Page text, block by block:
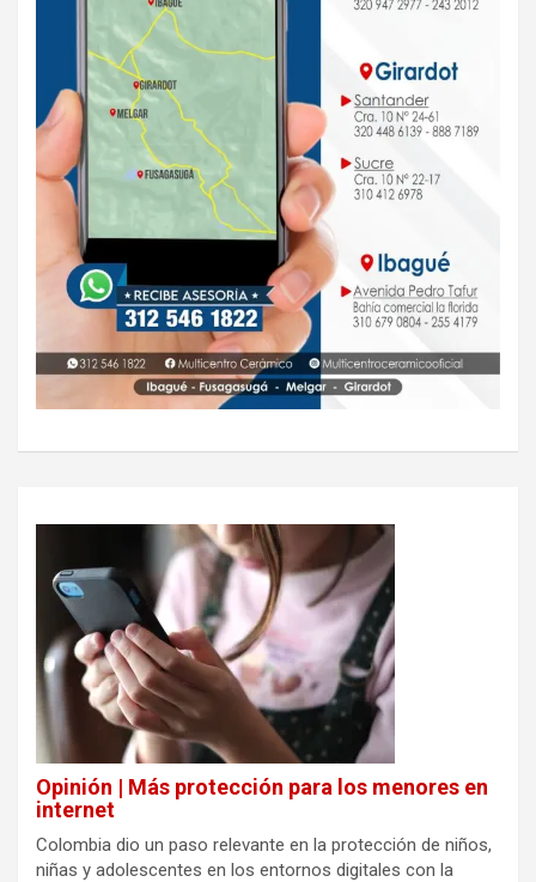
Opinión | Más protección para los menores en
internet
Colombia dio un paso relevante en la protección de niños,
niñas y adolescentes en los entornos digitales con la